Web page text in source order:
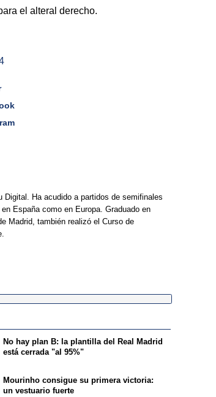
el alteral derecho.
Digital. Ha acudido a partidos de semifinales
España como en Europa. Graduado en
Madrid, también realizó el Curso de
No hay plan B: la plantilla del Real Madrid
está cerrada "al 95%"
Mourinho consigue su primera victoria:
un vestuario fuerte